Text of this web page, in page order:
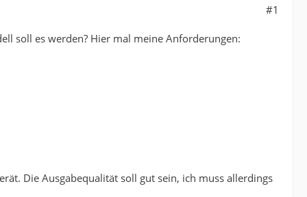
#1
soll es werden? Hier mal meine Anforderungen:
Die Ausgabequalität soll gut sein, ich muss allerdings